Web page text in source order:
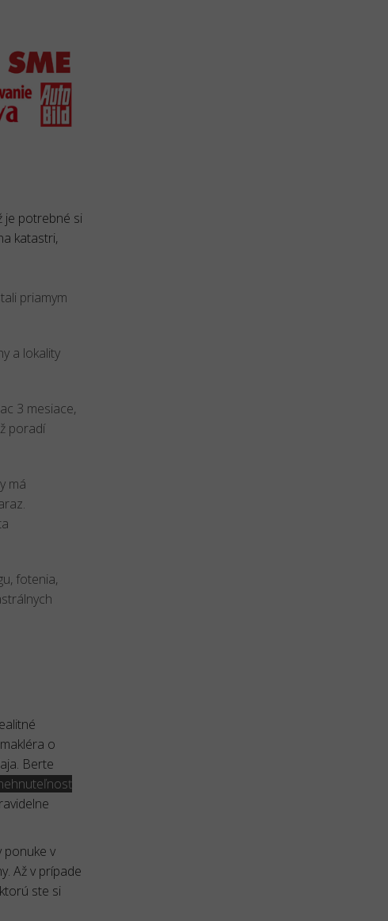
je potrebné si
katastri,
priamym
a lokality
3 mesiace,
poradí
má
fotenia,
o
Berte
ponuke v
Až v prípade
ste si